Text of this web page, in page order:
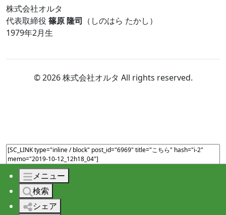
株式会社オルタ
代表取締役 篠原 隆司 （しのはら たかし）
1979年2月生
© 2026 株式会社オルタ All rights reserved.
メニュー
検索
シェア